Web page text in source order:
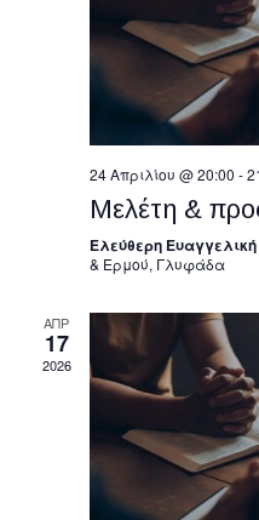
24 Απριλίου @ 20:00 -
Μελέτη &
Ελεύθερη
& Ερμού, Γλυφάδα
ΑΠΡ
17
2026